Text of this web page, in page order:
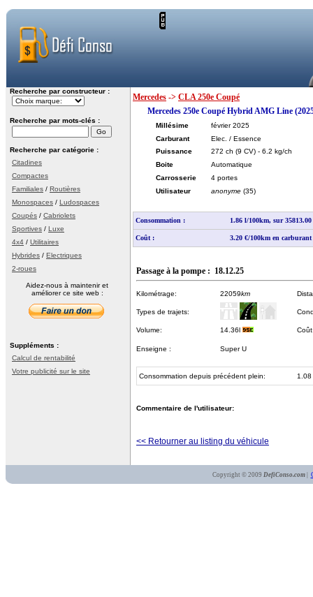
Recherche par constructeur :
Recherche par mots-clés :
Recherche par catégorie :
Citadines
Compactes
Familiales / Routières
Monospaces / Ludospaces
Coupés / Cabriolets
Sportives / Luxe
4x4 / Utilitaires
Hybrides / Electriques
2-roues
Aidez-nous à maintenir et
améliorer ce site web :
Suppléments :
Calcul de rentabilité
Votre publicité sur le site
Mercedes -> CLA 250e Coupé
Mercedes 250e Coupé Hybrid AMG Line
Millésime
février 2025
Carburant
Elec. / Essence
Puissance
272 ch (9 CV) - 6.2 kg/ch
Boite
Automatique
Carrosserie
4 portes
Utilisateur
anonyme (35)
Consommation : 1.86 l/100km, sur
Coût : 3.20 €/100km en carburant
Passage à la pompe : 18.12.25
Kilométrage: 22059km
Types de trajets:
Volume: 14.36l
Enseigne : Super U
Consommation depuis précédent plein: 1.08
Commentaire de l'utilisateur:
<< Retourner au listing du véhicule
Copyright © 2009 DefiConso.com|